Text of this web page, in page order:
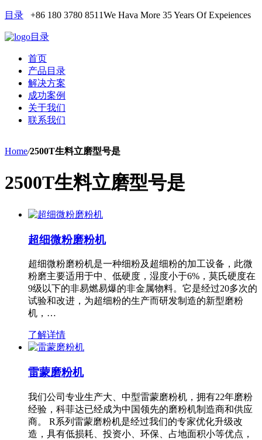
目录 +86 180 3780 8511We Hava More 35 Years Of Expeiences
目录
首页
产品目录
解决方案
成功案例
关于我们
联系我们
Home/2500T生料立磨型号是
2500T生料立磨型号是
超细微粉磨粉机
超细微粉磨粉机是一种细粉及超细粉的加工设备，此微
粉磨主要适用于中、低硬度，湿度小于6%，莫氏硬度在
9级以下的非易燃易爆的非金属物料。它是经过20多次的
试验和改进，为超细粉的生产而研发制造的新型磨粉
机，…
了解详情
雷蒙磨粉机
我们公司专业生产大、中型雷蒙磨粉机，拥有22年磨粉
经验，科菲达已经成为中国领先的磨粉机制造商和供应
商。 R系列雷蒙磨粉机是经过我们的专家优化升级改
造，具有低损耗、投资小、环保、占地面积小等优点，